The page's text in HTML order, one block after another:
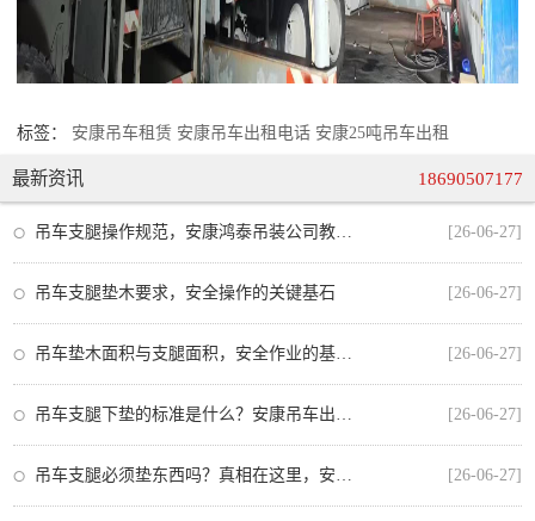
标签： 安康吊车租赁 安康吊车出租电话 安康25吨吊车出租
最新资讯 18690507177
[26-06-27]
吊车支腿垫木要求，安全操作的关键基石 [26-06-27]
[26-06-27]
[26-06-27]
[26-06-27]